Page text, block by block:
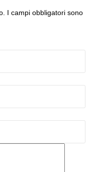
I campi obbligatori sono